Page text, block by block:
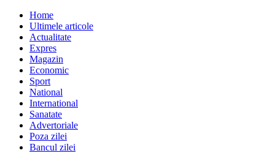
Home
Ultimele articole
Actualitate
Expres
Magazin
Economic
Sport
National
International
Sanatate
Advertoriale
Poza zilei
Bancul zilei